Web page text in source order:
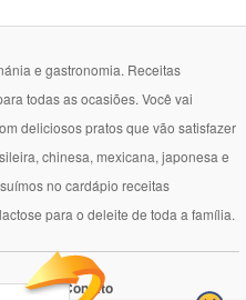
e gastronomia. Receitas
todas as ocasiões. Você vai
deliciosos pratos que vão satisfazer
chinesa, mexicana, japonesa e
no cardápio receitas
para o deleite de toda a família.
Contato